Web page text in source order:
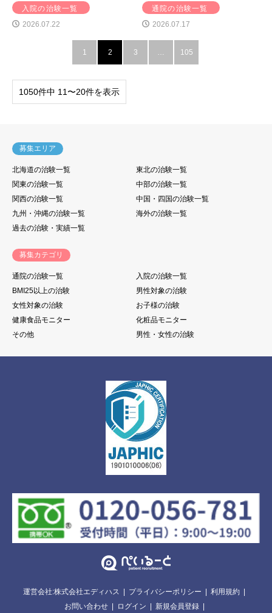
入院の治験一覧
2026.07.22
通院の治験一覧
2026.07.17
1 2 3 … 105
1050件中 11〜20件を表示
募集エリア
北海道の治験一覧
東北の治験一覧
関東の治験一覧
中部の治験一覧
関西の治験一覧
中国・四国の治験一覧
九州・沖縄の治験一覧
海外の治験一覧
過去の治験・実績一覧
募集カテゴリ
通院の治験一覧
入院の治験一覧
BMI25以上の治験
男性対象の治験
女性対象の治験
お子様の治験
健康食品モニター
化粧品モニター
その他
男性・女性の治験
運営会社:株式会社エディハス プライバシーポリシー
利用規約
お問い合わせ
ログイン 新規会員登録